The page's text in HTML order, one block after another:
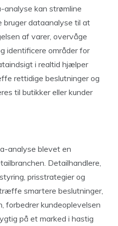
analyse kan strømline
bruger dataanalyse til at
af ​​varer, overvåge
identificere områder for
i realtid hjælper
rettidige beslutninger og
til butikker eller kunder
analyse blevet en
Detailhandlere,
prisstrategier og
smartere beslutninger,
forbedrer kundeoplevelsen
på et marked i hastig